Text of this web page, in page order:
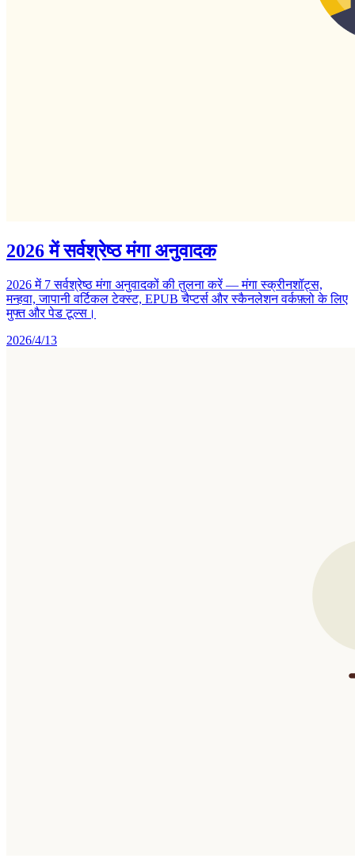
2026 में सर्वश्रेष्ठ मंगा अनुवादक
2026 में 7 सर्वश्रेष्ठ मंगा अनुवादकों की तुलना करें — मंगा स्क्रीनशॉट्स,
मन्हवा, जापानी वर्टिकल टेक्स्ट, EPUB चैप्टर्स और स्कैनलेशन वर्कफ़्लो के लिए
मुफ्त और पेड टूल्स।
2026/4/13